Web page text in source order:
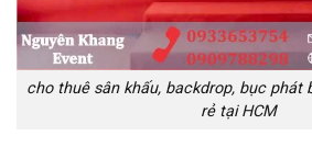
cho thuê sân khấu, backdrop, bục phát
rẻ tại HCM